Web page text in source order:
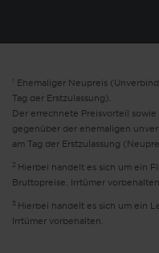
1 Ehemaliger Neupreis
Tag der Erstzulassung).
Der errechnete Preisvorteil
gegenüber der ehemaligen
am Tag der Erstzulassung
2 Hierbei handelt es sich um ein
Bruttopreise. Irrtümer
3 Hierbei handelt es sich um ein
Irrtümer vorbehalten.